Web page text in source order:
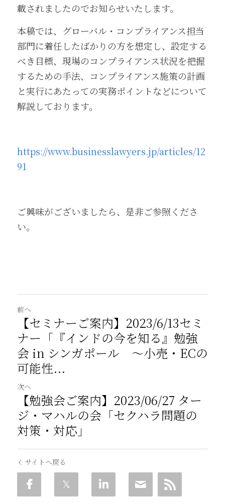
載されましたのでお知らせいたします。
本稿では、グローバル・コンプライアンス担当
部門に着任したばかりの方を想定し、設定する
べき目標、現場のコンプライアンス状況を把握
するための手法、コンプライアンス施策の計画
と実行にあたっての実務ポイントなどについて
解説しております。
https://www.businesslawyers.jp/articles/12
91
ご興味がございましたら、是非ご参照くださ
い。
前へ
【セミナーご案内】2023/6/13セミ
ナー「『インドの今を知る』勉強
会 in シンガポール ～小売・ECの
可能性...
次へ
【勉強会ご案内】2023/06/27 ター
ジ・マハルの会「セクハラ問題の
対策・対応」
サイトへ戻る